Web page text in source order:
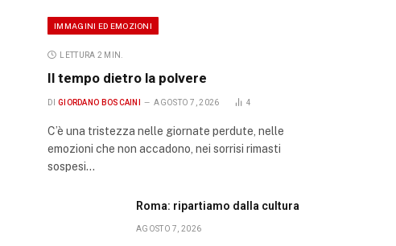
IMMAGINI ED EMOZIONI
LETTURA 2 MIN.
Il tempo dietro la polvere
DI GIORDANO BOSCAINI AGOSTO 7, 2026 4
C’è una tristezza nelle giornate perdute, nelle
emozioni che non accadono, nei sorrisi rimasti
sospesi…
Roma: ripartiamo dalla cultura
AGOSTO 7, 2026